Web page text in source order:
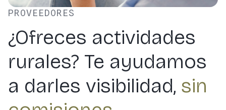
PROVEEDORES
¿Ofreces actividades
rurales? Te ayudamos
a darles visibilidad, sin